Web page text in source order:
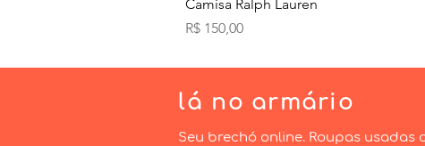
Camisa Ralph Lauren
Preço
R$ 150,00
lá no armário
Seu brechó online. Roupas